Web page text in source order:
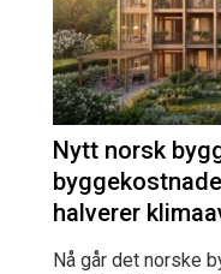
Nytt norsk
halverer
Nå går det norske